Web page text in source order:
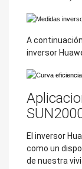
A
inversor
El inversor
como un
de nuestra